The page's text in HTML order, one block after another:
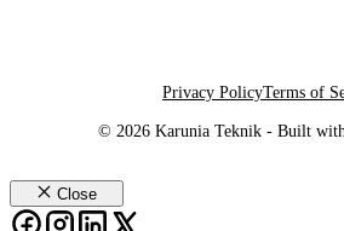
© 2026 Karunia Teknik - Built with
Privacy PolicyTerms of
Close